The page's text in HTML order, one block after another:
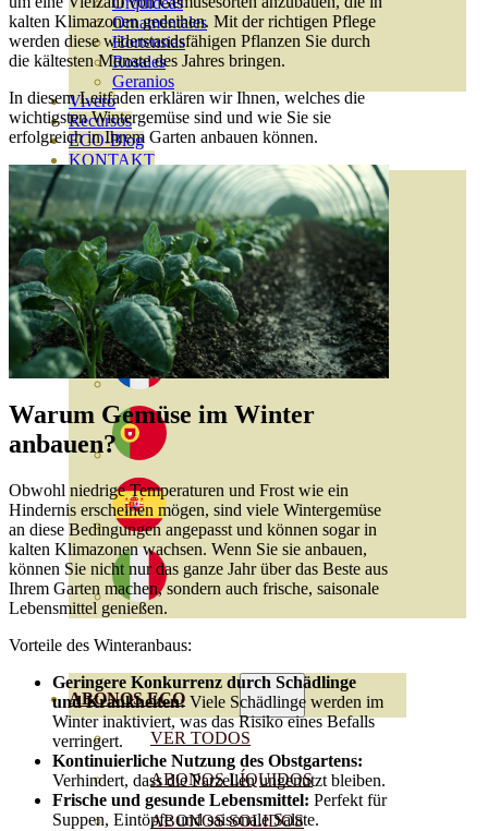
Ornamentales
Hortensias
Rosales
Geranios
Vivero
Recursos
ECO-Blog
KONTAKT
ABONOS ECO
VER TODOS
ABONOS LÍQUIDOS
ABONOS SOLIDOS
kalten Klimazonen gedeihen. Mit der richtigen Pflege
werden diese widerstandsfähigen Pflanzen Sie durch
die kältesten Monate des Jahres bringen.
In diesem Leitfaden erklären wir Ihnen, welches die
wichtigsten Wintergemüse sind und wie Sie sie
erfolgreich in Ihrem Garten anbauen können.
Warum Gemüse im Winter
anbauen?
Obwohl niedrige Temperaturen und Frost wie ein
Hindernis erscheinen mögen, sind viele Wintergemüse
an diese Bedingungen angepasst und können sogar in
kalten Klimazonen wachsen. Wenn Sie sie anbauen,
können Sie nicht nur das ganze Jahr über das Beste aus
Ihrem Garten machen, sondern auch frische, saisonale
Lebensmittel genießen.
Vorteile des Winteranbaus:
Geringere Konkurrenz durch Schädlinge
und Krankheiten: Viele Schädlinge werden im
Winter inaktiviert, was das Risiko eines Befalls
verringert.
Kontinuierliche Nutzung des Obstgartens:
Verhindert, dass die Parzellen ungenutzt bleiben.
Frische und gesunde Lebensmittel: Perfekt für
Suppen, Eintöpfe und saisonale Salate.